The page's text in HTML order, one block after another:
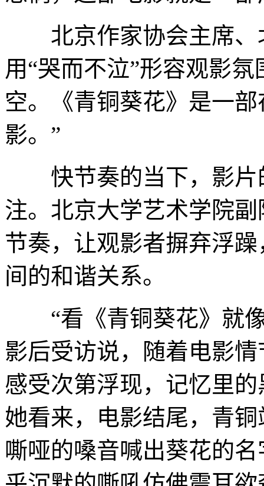
北京作家协会主席、
用“哭而不泣”形容观影
空。《青铜葵花》是一
影。”
快节奏的当下，影片
注。北京大学艺术学院
节奏，让观影者摒弃浮
间的和谐关系。
“看《青铜葵花》就像
影后受访说，随着电影
感受次第浮现，记忆里
她看来，电影结尾，青
嘶哑的嗓音喊出葵花的